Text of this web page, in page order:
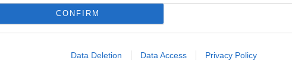
CONFIRM
Data Deletion Data Access Privacy Policy